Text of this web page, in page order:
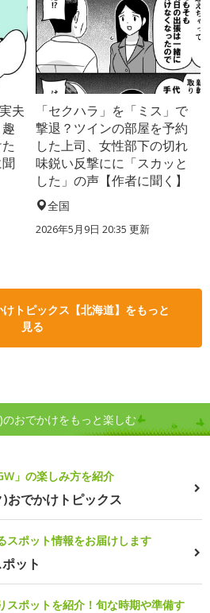
夫
「セクハラ」を「ミス」で
撃退？ツインの部屋を予約
した上司、女性部下の切れ
味鋭い反撃にに「スカッと
した」の声【作者に聞く】
全国
2026年5月9日 20:35 更新
トピックス【北海道】をもっと
見る
おでかけをもっと楽しむ
」の楽しみ方を紹介
おでかけトピックス
スポット情報をお届けします
ット
スポットを紹介！旬な時期や準備す